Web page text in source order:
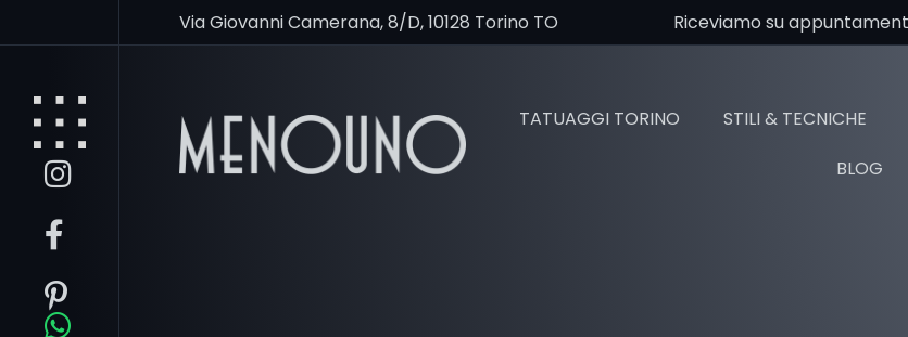
Via Giovanni Camerana, 8/D, 10128 Torino TO Riceviamo su
TATUAGGI TORINO STILI & TECNICHE
BLOG